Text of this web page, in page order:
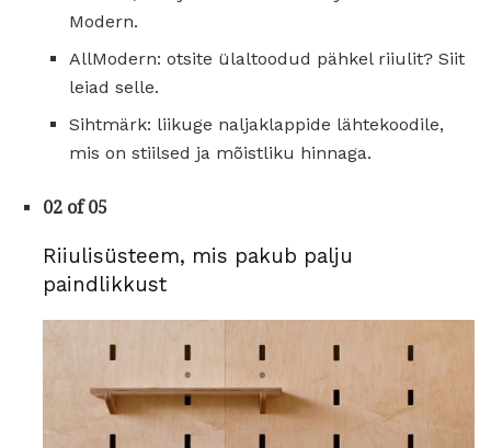
Modern.
AllModern: otsite ülaltoodud pähkel riiulit? Siit
leiad selle.
Sihtmärk: liikuge naljaklappide lähtekoodile,
mis on stiilsed ja mõistliku hinnaga.
02 of 05
Riiulisüsteem, mis pakub palju
paindlikkust